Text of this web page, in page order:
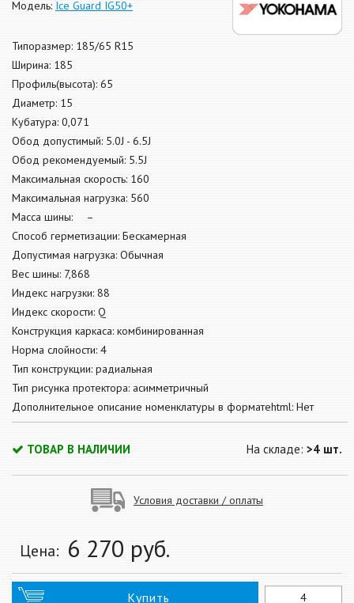
Модель: Ice Guard IG50+
Типоразмер: 185/65 R15
Ширина: 185
Профиль(высота): 65
Диаметр: 15
Кубатура: 0,071
Обод допустимый: 5.0J - 6.5J
Обод рекомендуемый: 5.5J
Максимальная скорость: 160
Максимальная нагрузка: 560
Масса шины: –
Способ герметизации: Бескамерная
Допустимая нагрузка: Обычная
Вес шины: 7,868
Индекс нагрузки: 88
Индекс скорости: Q
Конструкция каркаса: комбинированная
Норма слойности: 4
Тип конструкции: радиальная
Тип рисунка протектора: асимметричный
Дополнительное описание номенклатуры в форматеhtml: Нет
ТОВАР В НАЛИЧИИ На складе: >4 шт.
Условия доставки / оплаты
Цена: 6 270 руб.
Купить